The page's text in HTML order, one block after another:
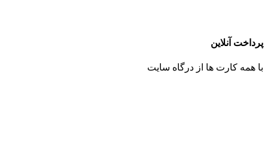
پرداخت آنلاین
با همه کارت ها از درگاه سایت